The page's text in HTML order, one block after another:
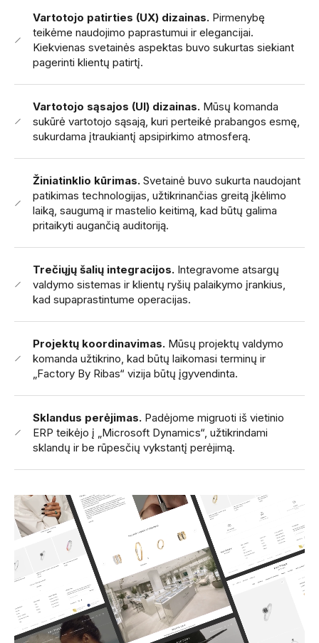
Vartotojo patirties (UX) dizainas. Pirmenybę
teikėme naudojimo paprastumui ir elegancijai.
Kiekvienas svetainės aspektas buvo sukurtas siekiant
pagerinti klientų patirtį.
Vartotojo sąsajos (UI) dizainas. Mūsų komanda
sukūrė vartotojo sąsają, kuri perteikė prabangos esmę,
sukurdama įtraukiantį apsipirkimo atmosferą.
Žiniatinklio kūrimas. Svetainė buvo sukurta naudojant
patikimas technologijas, užtikrinančias greitą įkėlimo
laiką, saugumą ir mastelio keitimą, kad būtų galima
pritaikyti augančią auditoriją.
Trečiųjų šalių integracijos. Integravome atsargų
valdymo sistemas ir klientų ryšių palaikymo įrankius,
kad supaprastintume operacijas.
Projektų koordinavimas. Mūsų projektų valdymo
komanda užtikrino, kad būtų laikomasi terminų ir
„Factory By Ribas“ vizija būtų įgyvendinta.
Sklandus perėjimas. Padėjome migruoti iš vietinio
ERP teikėjo į „Microsoft Dynamics“, užtikrindami
sklandų ir be rūpesčių vykstantį perėjimą.